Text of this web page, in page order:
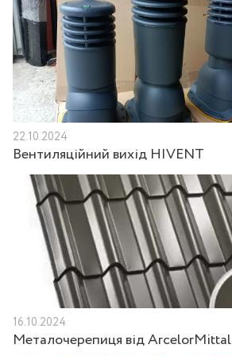
22.10.2024
Вентиляційний вихід HIVENT
16.10.2024
Металочерепиця від ArcelorMittal